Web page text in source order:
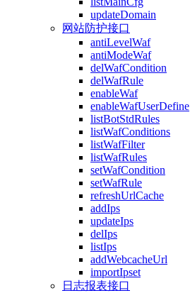
updateDomain
网站防护接口
antiLevelWaf
antiModeWaf
delWafCondition
delWafRule
enableWaf
enableWafUserDefine
listBotStdRules
listWafConditions
listWafFilter
listWafRules
setWafCondition
setWafRule
refreshUrlCache
addIps
updateIps
delIps
listIps
addWebcacheUrl
importIpset
日志报表接口